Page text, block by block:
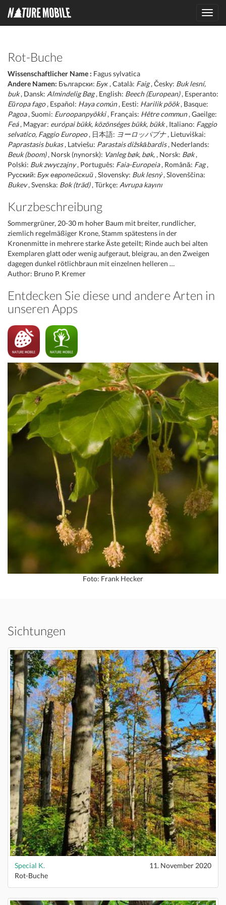
Rot-Buche
Wissenschaftlicher Name : Fagus sylvatica
Andere Namen: Български: Бук , Català: Faig, Česky: Buk lesní,
buk, Dansk: Almindelig Bøg, English: Beech (European), Esperanto:
Eŭropa fago, Español: Haya común, Eesti: Harilik pöök, Basque:
Pagoa, Suomi: Euroopanpyökki, Français: Hêtre commun, Gaeilge:
Feá, Magyar: európai bükk, közönséges bükk, bükk, Italiano: Faggio
selvatico, Faggio Europeo, 日本語: ヨーロッパブナ, Lietuviškai:
Paprastasis bukas, Latviešu: Parastais dižskābardis, Nederlands:
Beuk (boom), Norsk (nynorsk): Vanleg bøk, bøk, , Norsk: Bøk,
Polski: Buk zwyczajny, Português: Faia-Europeia, Română: Fag,
Русский: Бук европейский , Slovensky: Buk lesný, Slovenščina:
Bukev, Svenska: Bok (träd), Türkçe: Avrupa kayını
Kurzbeschreibung
Sommergrüner, 20-30 m hoher Baum mit breiter, rundlicher,
ziemlich regelmäßiger Krone, Stamm spätestens in der
Kronenmitte in mehrere starke Äste geteilt; Rinde auch bei alten
Exemplaren glatt oder wenig aufgeraut, bleigrau, an den Zweigen
dagegen dunkel rötlichbraun mit einzelnen helleren …
Author: Bruno P. Kremer
Entdecken Sie diese und andere Arten in
unseren Apps
Foto: Frank Hecker
Sichtungen
Special K.
11. November 2020
Rot-Buche